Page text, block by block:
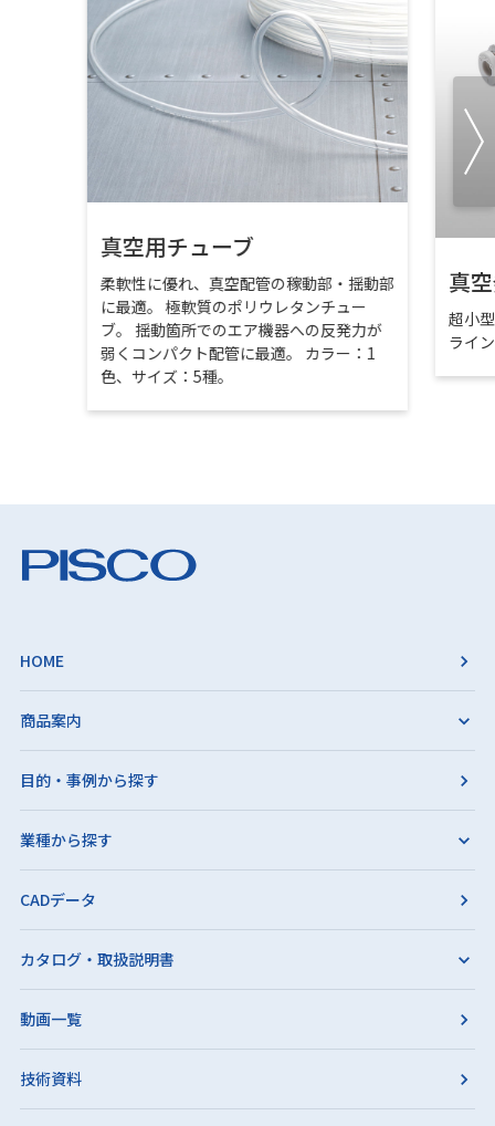
真空用チューブ
柔軟性に優れ、真空配管の稼動部・揺動部
に最適。 極軟質のポリウレタンチュー
ブ。 揺動箇所でのエア機器への反発力が
弱くコンパクト配管に最適。 カラー：1
色、サイズ：5種。
真
超小
ライ
HOME
商品案内
目的・事例から探す
業種から探す
CADデータ
カタログ・取扱説明書
動画一覧
技術資料